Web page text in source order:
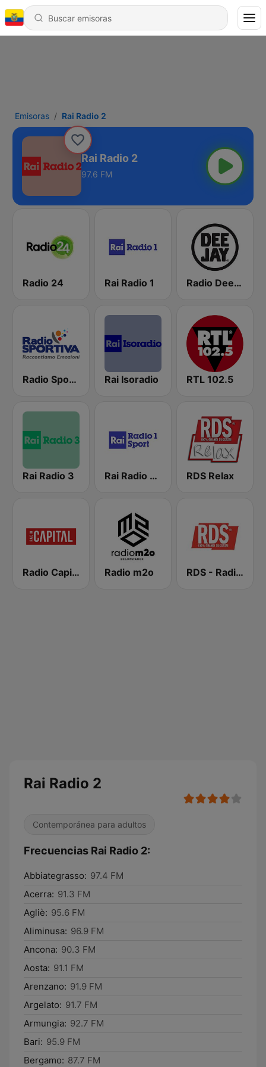
Emisoras Rai Radio 2
Rai Radio 2
97.6 FM
Radio 24 Rai Radio 1 Radio Deejay
Radio Sportiva Rai Isoradio RTL 102.5
Rai Radio 3 Rai Radio 1 Sport RDS Relax
Radio Capital Radio m2o RDS - Radio Dimensione Suono
Rai Radio 2
Contemporánea para adultos
Frecuencias Rai Radio 2:
Abbiategrasso: 97.4 FM
Acerra: 91.3 FM
Agliè: 95.6 FM
Aliminusa: 96.9 FM
Ancona: 90.3 FM
Aosta: 91.1 FM
Arenzano: 91.9 FM
Argelato: 91.7 FM
Armungia: 92.7 FM
Bari: 95.9 FM
Bergamo: 87.7 FM